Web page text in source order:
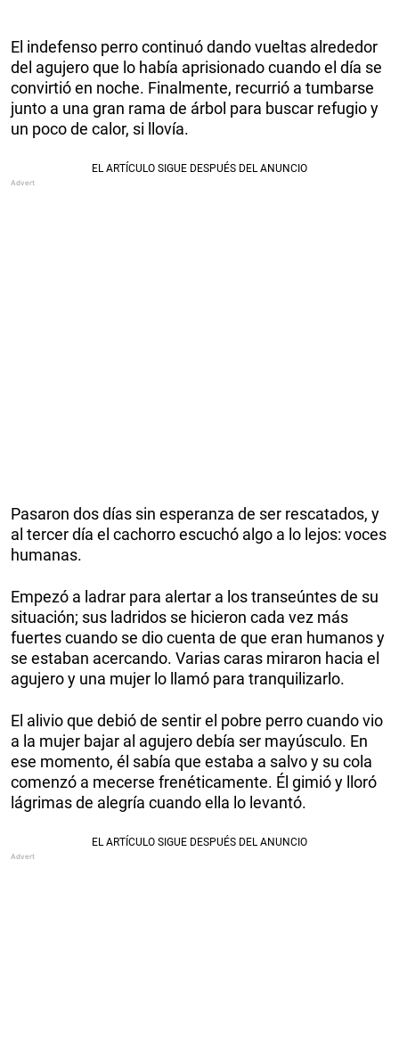
El indefenso perro continuó dando vueltas alrededor
del agujero que lo había aprisionado cuando el día se
convirtió en noche. Finalmente, recurrió a tumbarse
junto a una gran rama de árbol para buscar refugio y
un poco de calor, si llovía.
Pasaron dos días sin esperanza de ser rescatados, y
al tercer día el cachorro escuchó algo a lo lejos: voces
humanas.
Empezó a ladrar para alertar a los transeúntes de su
situación; sus ladridos se hicieron cada vez más
fuertes cuando se dio cuenta de que eran humanos y
se estaban acercando. Varias caras miraron hacia el
agujero y una mujer lo llamó para tranquilizarlo.
El alivio que debió de sentir el pobre perro cuando vio
a la mujer bajar al agujero debía ser mayúsculo. En
ese momento, él sabía que estaba a salvo y su cola
comenzó a mecerse frenéticamente. Él gimió y lloró
lágrimas de alegría cuando ella lo levantó.